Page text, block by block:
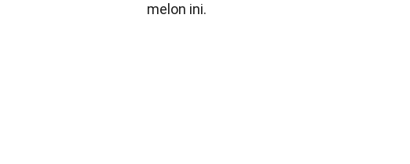
melon ini.